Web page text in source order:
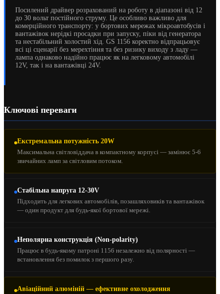
Посилений драйвер розрахований на роботу в діапазоні від 12
до 30 вольт постійного струму. Це особливо важливо для
комерційного транспорту: у бортових мережах мікроавтобусів і
вантажівок нерідкі просадки при запуску, піки від генератора
та нестабільний холостий хід. GS 1156 коректно відпрацьовує
всі ці сценарії без мерехтіння та без ризику виходу з ладу —
лампа однаково надійно працює як на легковому автомобілі
12V, так і на вантажівці 24V.
Ключові переваги
Екстремальна потужність 20W
Максимальна світловіддача в компактному корпусі — замінює 5-6
звичайних ламп за світловим потоком.
Стабільна напруга 12-30V
Підходить для легкових автомобілів, позашляховиків та вантажівок
— один продукт для будь-якої бортової мережі.
Неполярна конструкція (Non-polarity)
Працює в будь-якому патроні 1156 незалежно від полярності —
встановлення без помилок з першого разу.
Авіаційний алюміній — ефективне охолодження